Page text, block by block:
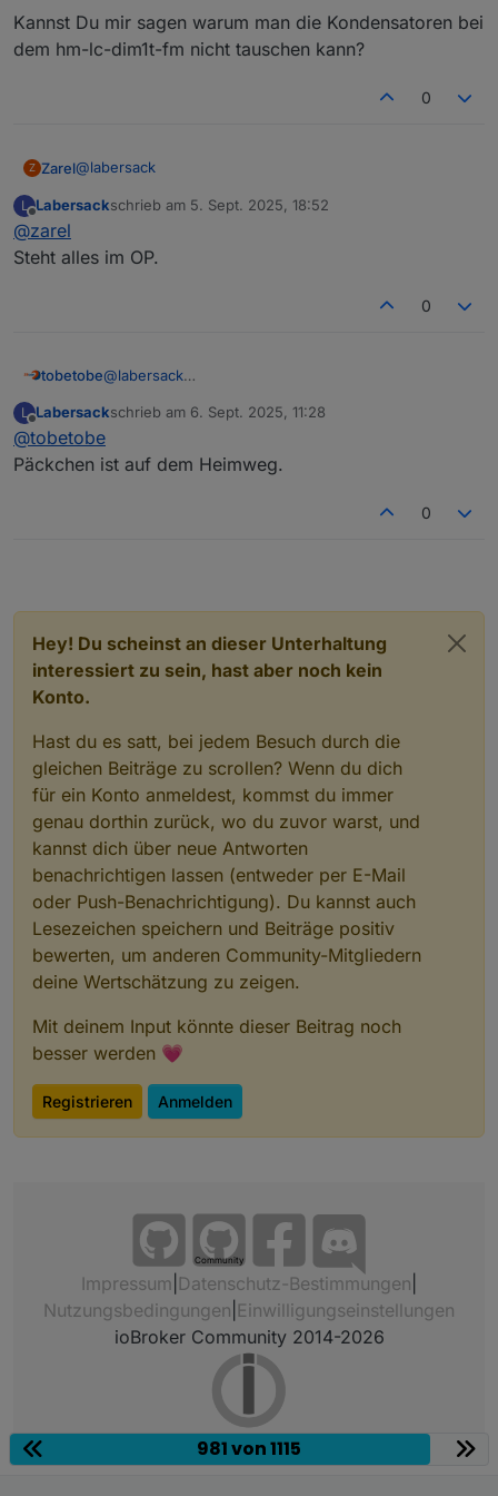
Kannst Du mir sagen warum man die Kondensatoren bei
dem hm-lc-dim1t-fm nicht tauschen kann?
0
Z Zarel@labersack
Danke das ist wirklich freundlich und ich würde Dein
Kannst Du mir sagen warum man die Kondensatoren bei
L
Offline
Labersackschrieb am 5. Sept. 2025, 18:52
zuletzt editiert von
@zarel
Steht alles im OP.
0
tobetobe@labersack
sorry, ich war im Urlaub und danach krank. Verspätet
also herzlichen Dank für deine Bemühungen. Dass 3
von 5 Schalter wieder funktionieren, ist doch eine
sehr gute Nachricht. Die zwei weiterhin defekten
behalten. Den Rücksendeschein lasse ich dir in den
verhalten und beim Einschalten viel Strom ziehen.
Einschaltstroms vorgeschaltet. Deine Aussage mit
den 1.150 W bezieht sich wohl nur auf den HM-LC-
16 A im Datenblatt, entsprechend 3.680 W. Das reicht
auch für den Wasserkocher. Oder habe ich da irgend
etwas übersehen? Ich glaube, die Dinger sind
einfach schon zu alt, sieht man ja auch an der
Seriennummer.
Viele Grüße
L
Offline
Labersackschrieb am 6. Sept. 2025, 11:28
zuletzt editiert von
@tobetobe
Päckchen ist auf dem Heimweg.
0
Hey! Du scheinst an dieser Unterhaltung
interessiert zu sein, hast aber noch kein
Konto.
Hast du es satt, bei jedem Besuch durch die
gleichen Beiträge zu scrollen? Wenn du dich
für ein Konto anmeldest, kommst du immer
genau dorthin zurück, wo du zuvor warst, und
kannst dich über neue Antworten
benachrichtigen lassen (entweder per E-Mail
oder Push-Benachrichtigung). Du kannst auch
Lesezeichen speichern und Beiträge positiv
bewerten, um anderen Community-Mitgliedern
deine Wertschätzung zu zeigen.
Mit deinem Input könnte dieser Beitrag noch
besser werden 💗
Registrieren Anmelden
Community
Impressum Datenschutz-Bestimmungen
Nutzungsbedingungen Einwilligungseinstellungen
ioBroker Community 2014-2026
981 von 1115